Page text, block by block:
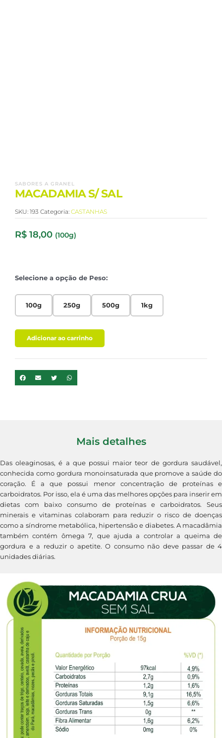
SABORES A GRANEL
MACADAMIA S/ SAL
SKU: 193 Categoria: CASTANHAS
R$ 18,00 (100g)
Selecione a opção de Peso:
100g 250g 500g 1kg
Adicionar ao carrinho
Mais detalhes
Das oleaginosas, é a que possui maior teor de gordura saudável,
conhecida como gordura monoinsaturada que promove a saúde do
coração. É a que possui menor concentração de proteínas e
carboidratos. Por isso, ela é uma das melhores opções para inserir em
dietas com baixo consumo de proteínas e carboidratos. Seus
minerais e vitaminas colaboram para reduzir o risco de doenças
como a síndrome metabólica, hipertensão e diabetes. A macadâmia
também contém ômega 7, que ajuda a controlar a queima de
gordura e a reduzir o apetite. O consumo não deve passar de 4
unidades diárias.